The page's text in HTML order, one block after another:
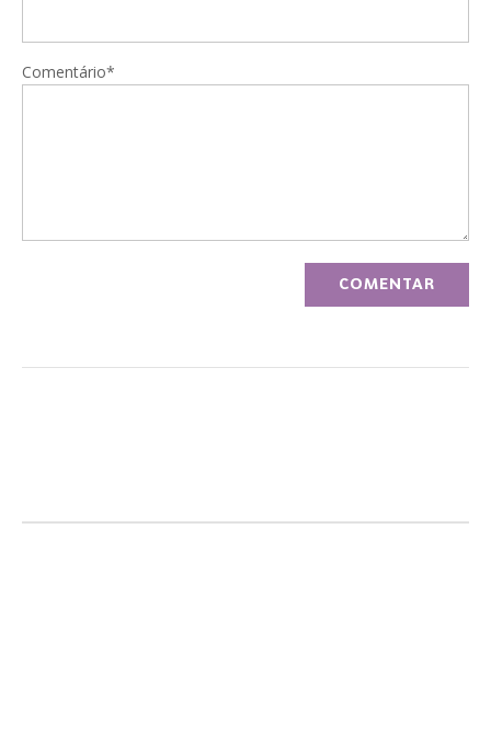
Comentário*